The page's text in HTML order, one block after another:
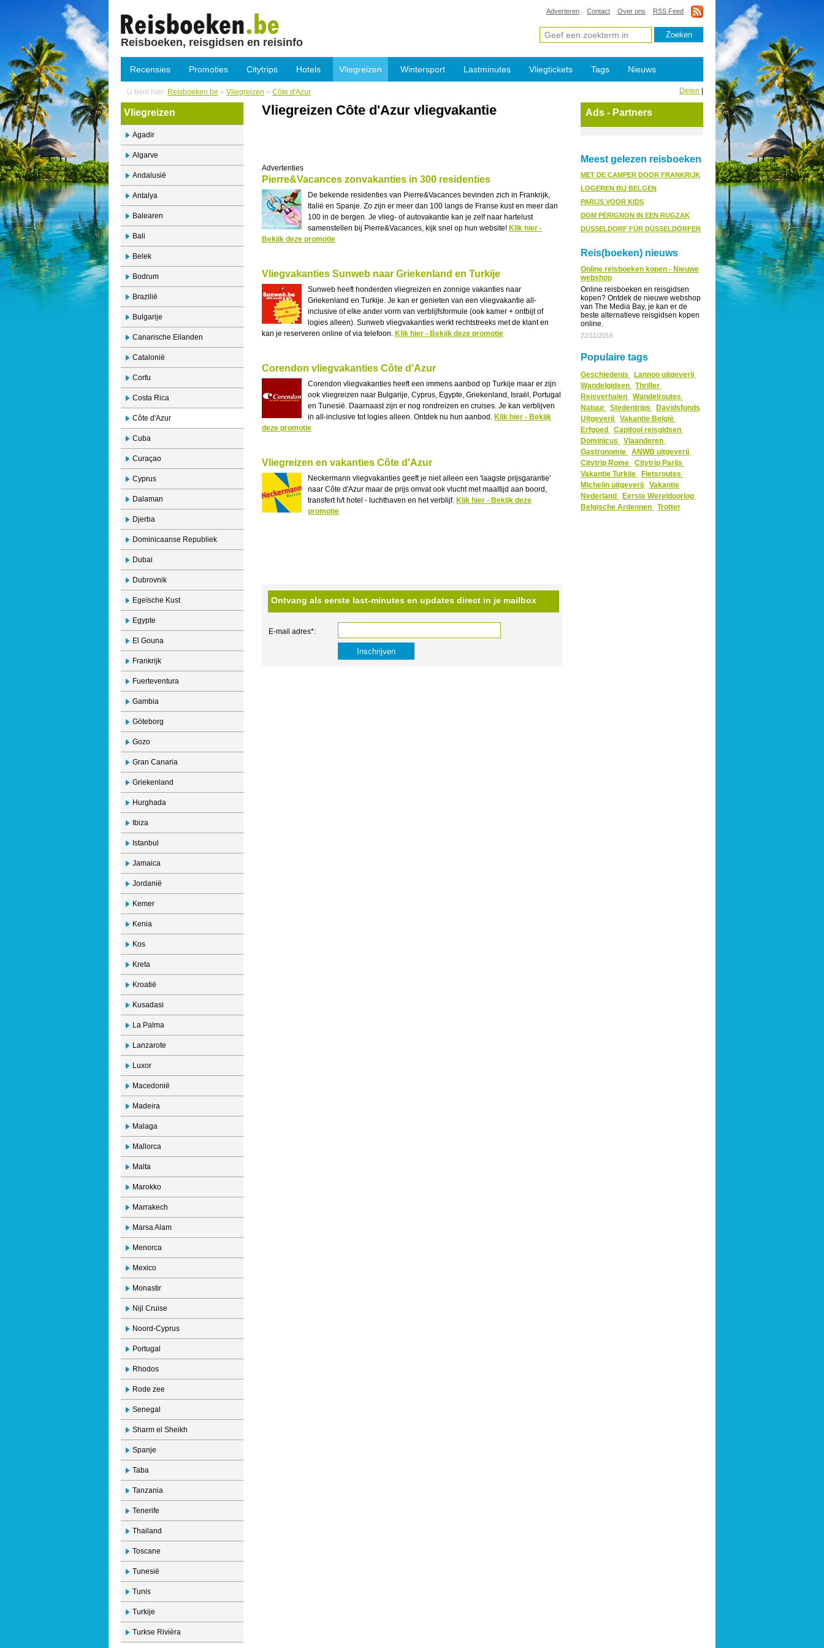
Reisboeken, reisgidsen en reisinfo
Adverteren Contact Over ons RSS Feed
Recensies Promoties Citytrips Hotels Vliegreizen Wintersport Lastminutes Vliegtickets Tags Nieuws
U bent hier: Reisboeken.be » Vliegreizen » Côte d'Azur Delen
Vliegreizen
Agadir
Algarve
Andalusië
Antalya
Balearen
Bali
Belek
Bodrum
Brazilië
Bulgarije
Canarische Eilanden
Catalonië
Corfu
Costa Rica
Côte d'Azur
Cuba
Curaçao
Cyprus
Dalaman
Djerba
Dominicaanse Republiek
Dubai
Dubrovnik
Egeïsche Kust
Egypte
El Gouna
Frankrijk
Fuerteventura
Gambia
Göteborg
Gozo
Gran Canaria
Griekenland
Hurghada
Ibiza
Istanbul
Jamaica
Jordanië
Kemer
Kenia
Kos
Kreta
Kroatië
Kusadasi
La Palma
Lanzarote
Luxor
Macedonië
Madeira
Malaga
Mallorca
Malta
Marokko
Marrakech
Marsa Alam
Menorca
Mexico
Monastir
Nijl Cruise
Noord-Cyprus
Portugal
Rhodos
Rode zee
Senegal
Sharm el Sheikh
Spanje
Taba
Tanzania
Tenerife
Thailand
Toscane
Tunesië
Tunis
Turkije
Turkse Rivièra
Vliegreizen Côte d'Azur vliegvakantie
Advertenties
Pierre&Vacances zonvakanties in 300 residenties
De bekende residenties van Pierre&Vacances bevinden zich in Frankrijk,
Italië en Spanje. Zo zijn er meer dan 100 langs de Franse kust en meer dan
100 in de bergen. Je vlieg- of autovakantie kan je zelf naar hartelust
samenstellen bij Pierre&Vacances, kijk snel op hun website! Klik hier -
Bekijk deze promotie
Vliegvakanties Sunweb naar Griekenland en Turkije
Sunweb heeft honderden vliegreizen en zonnige vakanties naar
Griekenland en Turkije. Je kan er genieten van een vliegvakantie all-
inclusive of elke ander vorm van verblijfsformule (ook kamer + ontbijt of
logies alleen). Sunweb vliegvakanties werkt rechtstreeks met de klant en
kan je reserveren online of via telefoon. Klik hier - Bekijk deze promotie
Corendon vliegvakanties Côte d'Azur
Corendon vliegvakanties heeft een immens aanbod op Turkije maar er zijn
ook vliegreizen naar Bulgarije, Cyprus, Egypte, Griekenland, Israël, Portugal
en Tunesië. Daarnaast zijn er nog rondreizen en cruises. Je kan verblijven
in all-inclusive tot logies alleen. Ontdek nu hun aanbod. Klik hier - Bekijk
deze promotie
Vliegreizen en vakanties Côte d'Azur
Neckermann vliegvakanties geeft je niet alleen een 'laagste prijsgarantie'
naar Côte d'Azur maar de prijs omvat ook vlucht met maaltijd aan boord,
transfert h/t hotel - luchthaven en het verblijf. Klik hier - Bekijk deze
promotie
Ontvang als eerste last-minutes en updates direct in je mailbox
E-mail adres*:
Ads - Partners
Meest gelezen reisboeken
MET DE CAMPER DOOR FRANKRIJK
LOGEREN BIJ BELGEN
PARIJS VOOR KIDS
DOM PÉRIGNON IN EEN RUGZAK
DÜSSELDORF FÜR DÜSSELDÖRFER
Reis(boeken) nieuws
Online reisboeken kopen - Nieuwe
webshop
Online reisboeken en reisgidsen
kopen? Ontdek de nieuwe webshop
van The Media Bay, je kan er de
beste alternatieve reisgidsen kopen
online.
22/11/2016
Populaire tags
Geschiedenis
Lannoo uitgeverij
Wandelgidsen
Thriller
Reisverhalen
Wandelroutes
Natuur
Stedentrips
Davidsfonds
Uitgeverij
Vakantie België
Erfgoed
Capitool reisgidsen
Dominicus
Vlaanderen
Gastronomie
ANWB uitgeverij
Citytrip Rome
Citytrip Parijs
Vakantie Turkije
Fietsroutes
Michelin uitgeverij
Vakantie
Nederland
Eerste Wereldoorlog
Belgische Ardennen
Trotter